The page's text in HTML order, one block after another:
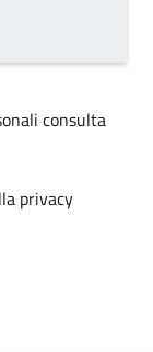
consulta
privacy